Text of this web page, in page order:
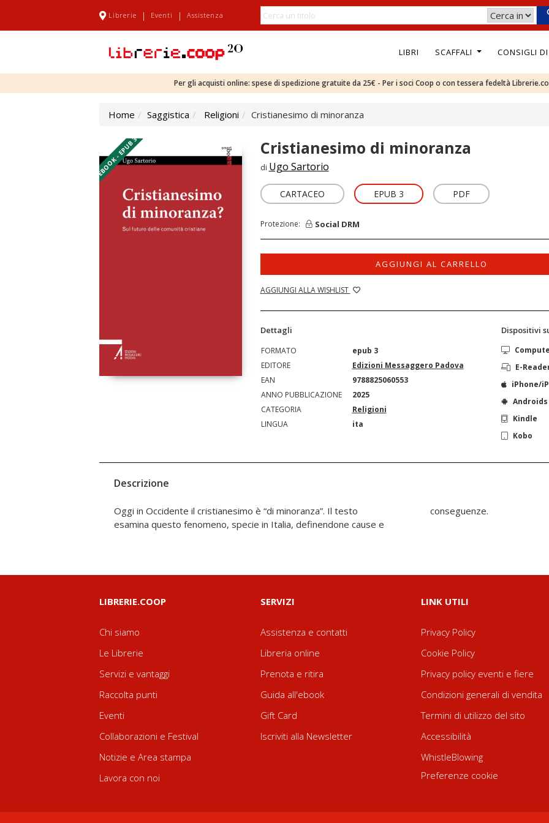
Librerie | Eventi | Assistenza
LIBRI SCAFFALI CONSIGLI
Per gli acquisti online: spese di spedizione gratuite da 25€ - Per i soci Coop o con tessera fedeltà
Home Saggistica Religioni Cristianesimo di minoranza
EBOOK - EPUB 3 Cristianesimo di minoranza
di Ugo Sartorio
CARTACEO EPUB 3 PDF
Protezione: Social DRM
AGGIUNGI AL CARRELLO
AGGIUNGI ALLA WISHLIST
Dettagli
FORMATO
epub 3
EDITORE
Edizioni Messaggero Padova
EAN
9788825060553
ANNO PUBBLICAZIONE
2025
CATEGORIA
Religioni
LINGUA
ita
Dispositivi
E-
iPhone/
Androids
Kindle
Kobo
Descrizione
Oggi in Occidente il cristianesimo è “di minoranza”. Il testo
esamina questo fenomeno, specie in Italia, definendone cause e
conseguenze.
LIBRERIE.COOP
Chi siamo
Le Librerie
Servizi e vantaggi
Raccolta punti
Eventi
Collaborazioni e Festival
Notizie e Area stampa
Lavora con noi
SERVIZI
Assistenza e contatti
Libreria online
Prenota e ritira
Guida all'ebook
Gift Card
Iscriviti alla Newsletter
LINK UTILI
Privacy Policy
Cookie Policy
Privacy policy eventi e fiere
Condizioni generali di vendita
Termini di utilizzo del sito
Accessibilità
WhistleBlowing
Preferenze cookie